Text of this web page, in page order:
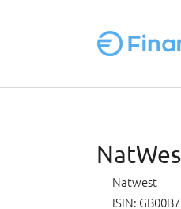
Natwest
ISIN: